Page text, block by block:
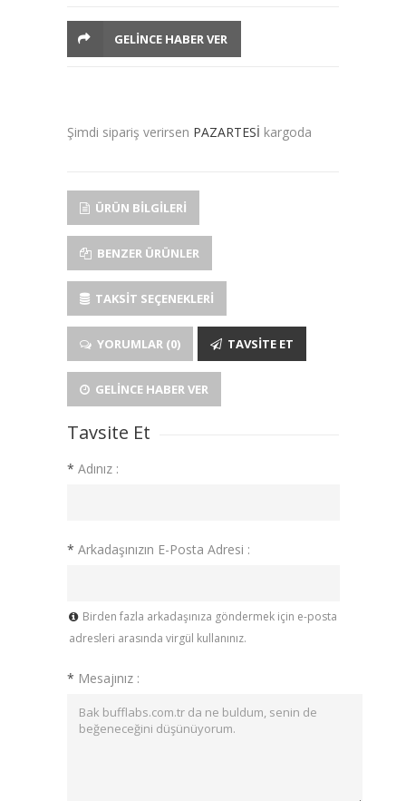
GELINCE HABER VER
Şimdi sipariş verirsen PAZARTESİ kargoda
ÜRÜN BILGILERI
BENZER ÜRÜNLER
TAKSIT SEÇENEKLERI
YORUMLAR (0) TAVSITE ET
GELINCE HABER VER
Tavsite Et
* Adınız :
* Arkadaşınızın E-Posta Adresi :
Birden fazla arkadaşınıza göndermek için e-posta
adresleri arasında virgül kullanınız.
* Mesajınız :